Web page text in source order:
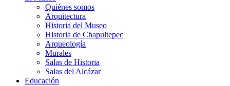
Quiénes somos
Arquitectura
Historia del Museo
Historia de Chapultepec
Arqueología
Murales
Salas de Historia
Salas del Alcázar
Educación